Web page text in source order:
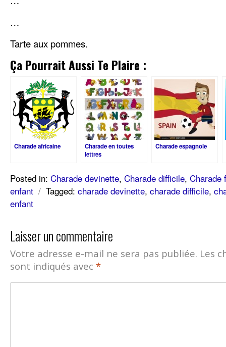
…
Tarte aux pommes.
Ça Pourrait Aussi Te Plaire :
Charade africaine
Charade en toutes
lettres
Charade espagnole
Posted in: Charade devinette, Charade difficile, Charade
enfant / Tagged: charade devinette, charade difficile,
enfant
Laisser un commentaire
Votre adresse e-mail ne sera pas publiée. Les
sont indiqués avec *